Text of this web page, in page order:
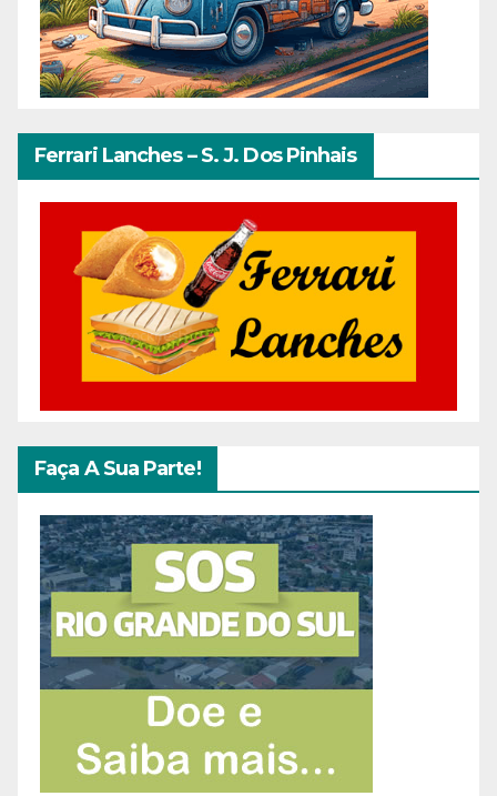
Ferrari Lanches – S. J. Dos Pinhais
Faça A Sua Parte!